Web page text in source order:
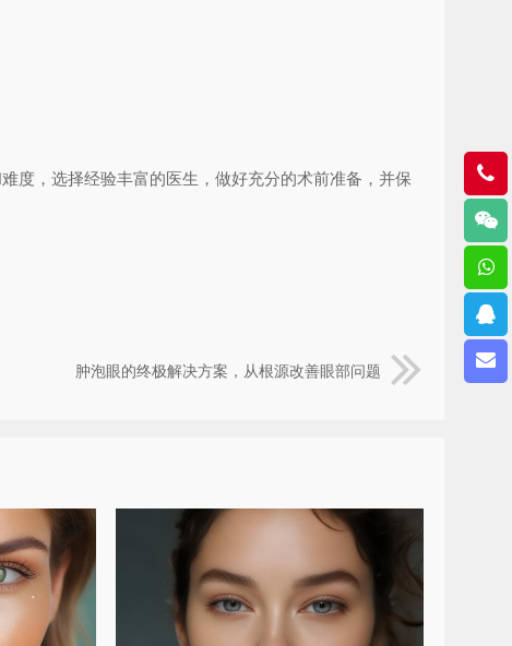
度，选择经验丰富的医生，做好充分的术前准备，并保
肿泡眼的终极解决方案，从根源改善眼部问题